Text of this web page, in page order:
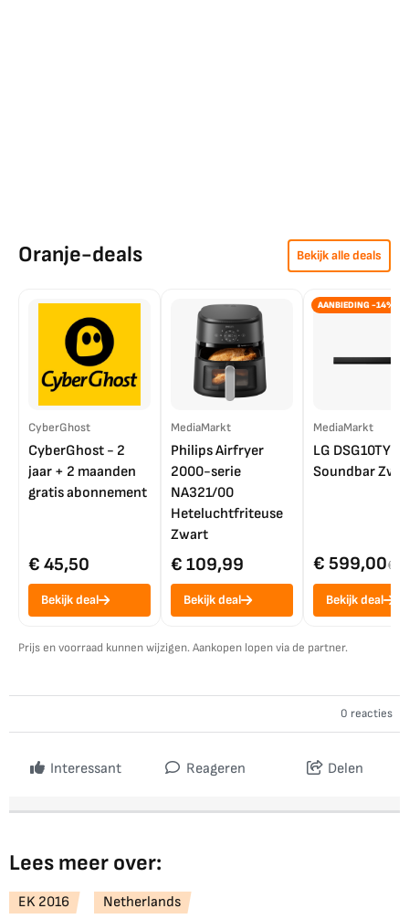
Oranje-deals Bekijk alle deals
CyberGhost
CyberGhost - 2
jaar + 2 maanden
gratis abonnement
€ 45,50
Bekijk deal
MediaMarkt
Philips Airfryer
2000-serie
NA321/00
Heteluchtfriteuse
Zwart
€ 109,99
Bekijk deal
AANBIEDING -14%
MediaMarkt
LG DSG10TY
Soundbar
€ 599,00€
Bekijk deal
Prijs en voorraad kunnen wijzigen. Aankopen lopen via de partner.
0 reacties
Interessant Reageren Delen
Lees meer over:
EK 2016 Netherlands